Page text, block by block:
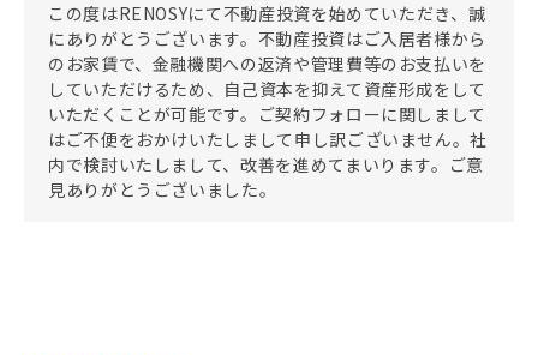
この度はRENOSYにて不動産投資を始めていただき、誠
にありがとうございます。不動産投資はご入居者様から
のお家賃で、金融機関への返済や管理費等のお支払いを
していただけるため、自己資本を抑えて資産形成をして
いただくことが可能です。ご契約フォローに関しまして
はご不便をおかけいたしまして申し訳ございません。社
内で検討いたしまして、改善を進めてまいります。ご意
見ありがとうございました。